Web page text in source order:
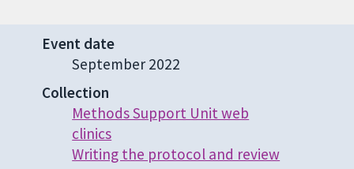
Event date
September 2022
Collection
Methods Support Unit web
clinics
Writing the protocol and review